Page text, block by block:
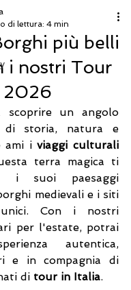
più belli
i nostri Tour
2026
di lettura: 4 min
scoprire un angolo
di storia, natura e
ami i viaggi culturali
terra magica ti
i suoi paesaggi
medievali e i siti
unici. Con i nostri
per l'estate, potrai
autentica,
e in compagnia di
di tour in Italia.